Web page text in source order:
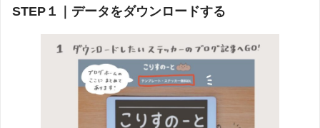
STEP１｜データをダウンロードする